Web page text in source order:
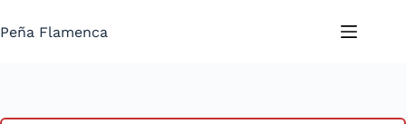
al
Peña Flamenca